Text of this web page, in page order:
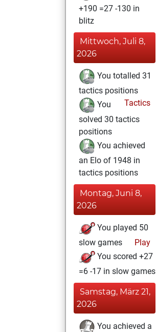
+190 =27 -130 in
blitz
Mittwoch, Juli 8,
2026
You totalled 31
tactics positions
Tactics
You
solved 30 tactics
positions
You achieved
an Elo of 1948 in
tactics positions
Montag, Juni 8,
2026
You played 50
slow games
Play
You scored +27
=6 -17 in slow games
Samstag, März 21,
2026
You achieved a